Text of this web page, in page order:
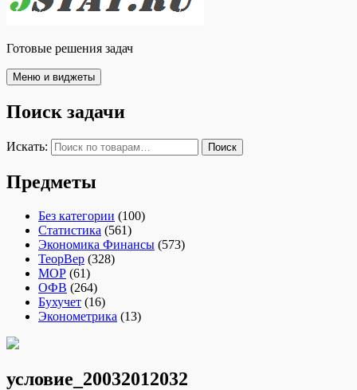
Готовые решения задач
Меню и виджеты
Поиск задачи
Искать: Поиск
Предметы
Без категории (100)
Статистика (561)
Экономика Финансы (573)
ТеорВер (328)
МОР (61)
ОФВ (264)
Бухучет (16)
Эконометрика (13)
условие_20032012032